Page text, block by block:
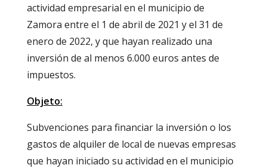
actividad empresarial en el municipio de
Zamora entre el 1 de abril de 2021 y el 31 de
enero de 2022, y que hayan realizado una
inversión de al menos 6.000 euros antes de
impuestos.
Objeto:
Subvenciones para financiar la inversión o los
gastos de alquiler de local de nuevas empresas
que hayan iniciado su actividad en el municipio